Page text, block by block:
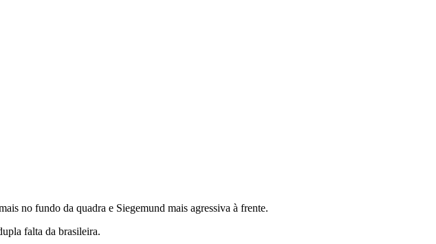
no fundo da quadra e Siegemund mais agressiva à frente.
falta da brasileira.